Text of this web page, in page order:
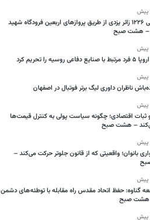
جابه‌جایی ۱۲۲۶ زائر یزدی از طریق پروازهای اربعین فرودگاه شهید
– هشت صبح
روسیه را تحریم کرد
ناظران داوری لیگ برتر فوتبال در اصفهان
و ثبات اقتصادی؛ چگونه سیاست پولی به کنترل قیمت‌ها
– هشت صبح
بانوان؛ واقعیتی که از قانون جلوتر حرکت می‌کند –
گناوه: حفظ اتحاد مقدس راه مقابله با توطئه‌های دشمن
هشت صبح